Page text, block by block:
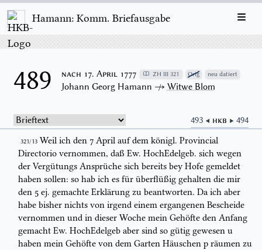
Hamann: Komm. Briefausgabe
489 nach 17. April 1777 ZH III 321 Orig neu datiert
Johann Georg Hamann ↛ Witwe Blom
493 ◀ HKB ▶ 494
321/13 Weil ich den 7 Aprilauf dem königl. Provincial
Directorio vernommen, daß Ew. HochEdelgeb. sich wegen
der Vergütungs Ansprüche sich bereits bey Hofe gemeldet
haben sollen: so hab ich es für überflüßig gehalten die mir
den 5 ej. gemachte Erklärung zu beantworten. Da ich aber
habe bisher nichts von irgend einem ergangenen Bescheide
vernommen und in dieser Woche mein Gehöfte den Anfang
gemacht Ew. HochEdelgeb aber sind so gütig gewesen u
haben mein Gehöfte von dem Garten Häuschen p räumen zu